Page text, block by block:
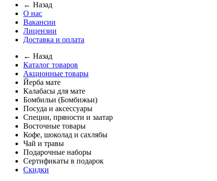
← Назад
О нас
Вакансии
Лицензии
Доставка и оплата
← Назад
Каталог товаров
Акционные товары
Йерба мате
Калабасы для мате
Бомбильи (Бомбижьи)
Посуда и аксессуары
Специи, пряности и заатар
Восточные товары
Кофе, шоколад и сахлябы
Чай и травы
Подарочные наборы
Сертификаты в подарок
Скидки